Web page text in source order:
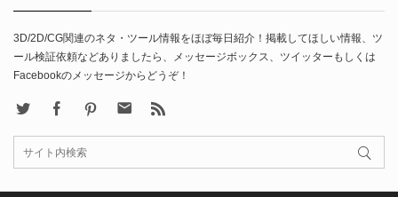
3D/2D/CG関連のネタ・ツール情報をほぼ毎日紹介！掲載してほしい情報、ツ
ール検証依頼などありましたら、メッセージボックス、ツイッターもしくは
Facebookのメッセージからどうぞ！
FacebookPinterest Contact